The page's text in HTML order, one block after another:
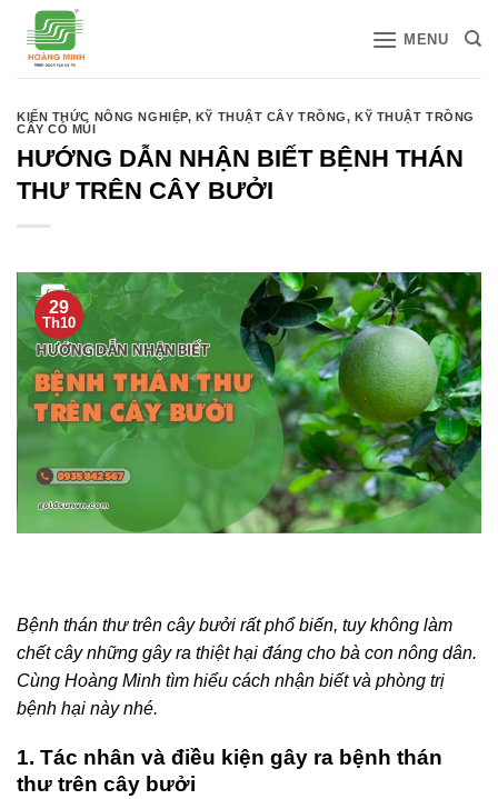
qua
MENU
KIẾN THỨC NÔNG NGHIỆP, KỸ THUẬT CÂY TRỒNG,KỸ THUẬT TRỒNG
CÂY CÓ MÚI
HƯỚNG DẪN NHẬN BIẾT BỆNH THÁN
THƯ TRÊN CÂY BƯỞI
29
Th10
Bệnh thán thư trên cây bưởi rất phổ biến, tuy không làm
chết cây những gây ra thiệt hại đáng cho bà con nông dân.
Cùng Hoàng Minh tìm hiểu cách nhận biết và phòng trị
bệnh hại này nhé.
1. Tác nhân và điều kiện gây ra bệnh thán
thư trên cây bưởi